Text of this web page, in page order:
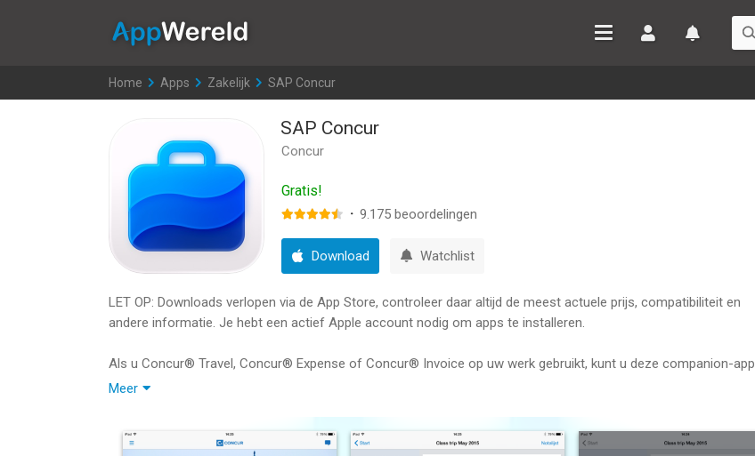
Home >
Apps >
Zakelijk >
SAP Concur
SAP Concur
Concur
Gratis!
· 9.175 beoordelingen
Download Watchlist
LET OP: Downloads verlopen via de App Store, controleer daar altijd de meest actuele prijs, compatibiliteit en
andere informatie. Je hebt een actief Apple account nodig om apps te installeren.
Als u Concur® Travel, Concur® Expense of Concur® Invoice op uw werk gebruikt, kunt u deze companion-app
downloaden op uw iPhone of iPad om uw reizen en onkosten onderweg te beheren!
• onkostennota's, facturen en reisaanvragen bekijken en goedkeuren;
Meer